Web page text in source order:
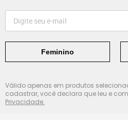
Feminino
Válido apenas em produtos
cadastrar, você declara que leu e
Privacidade.